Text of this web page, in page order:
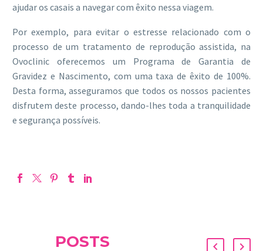
ajudar os casais a navegar com êxito nessa viagem.
Por exemplo, para evitar o estresse relacionado com o
processo de um tratamento de reprodução assistida, na
Ovoclinic oferecemos um Programa de Garantia de
Gravidez e Nascimento, com uma taxa de êxito de 100%.
Desta forma, asseguramos que todos os nossos pacientes
disfrutem deste processo, dando-lhes toda a tranquilidade
e segurança possíveis.
POSTS